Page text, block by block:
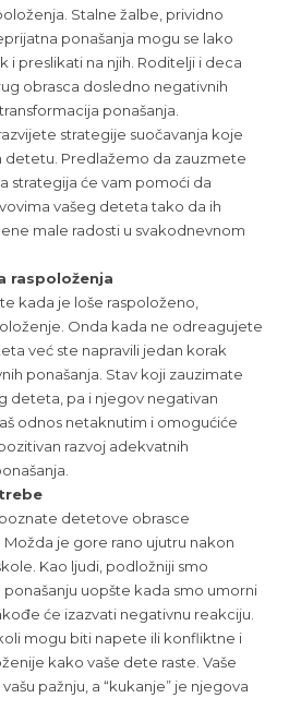
Stalne žalbe, prividno
ponašanja mogu se lako
i preslikati na njih. Roditelji i deca
obrasca dosledno negativnih
ponašanja.
strategije suočavanja koje
detetu. Predlažemo da zauzmete
strategija će vam pomoći da
vašeg deteta tako da ih
male radosti u svakodnevnom
raspoloženja
kada je loše raspoloženo,
Onda kada ne odreagujete
već ste napravili jedan korak
ponašanja. Stav koji zauzimate
deteta, pa i njegov negativan
odnos netaknutim i omogućiće
razvoj adekvatnih
detetove obrasce
je gore rano ujutru nakon
Kao ljudi, podložniji smo
ponašanju uopšte kada smo umorni
će izazvati negativnu reakciju.
mogu biti napete ili konfliktne i
kako vaše dete raste. Vaše
pažnju, a “kukanje” je njegova